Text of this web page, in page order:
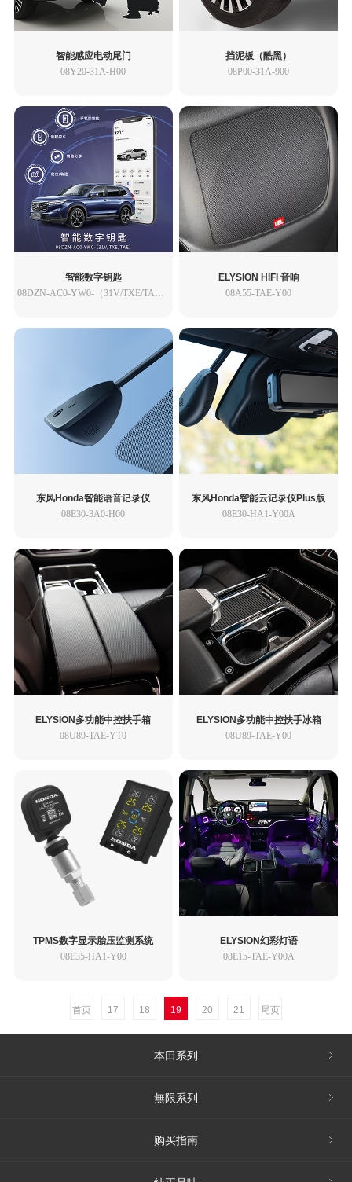
智能感应电动尾门
08Y20-31A-H00
挡泥板（酷黑）
08P00-31A-900
智能数字钥匙 ELYSION HIFI 音响
08A55-TAE-Y00
东风Honda智能语音记录仪
08E30-3A0-H00
东风Honda智能云记录仪Plus版
08E30-HA1-Y00A
ELYSION多功能中控扶手箱
08U89-TAE-YT0
ELYSION多功能中控扶手冰箱
08U89-TAE-Y00
TPMS数字显示胎压监测系统
08E35-HA1-Y00
ELYSION幻彩灯语
08E15-TAE-Y00A
首页 17 18 19 20 21 尾页
本田系列
無限系列
购买指南